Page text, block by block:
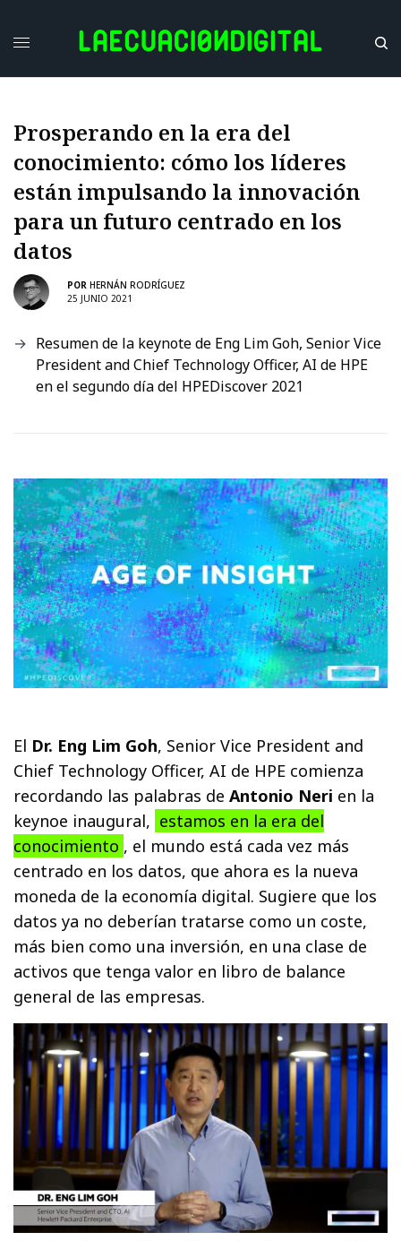
Prosperando en la era del
conocimiento: cómo los líderes
están impulsando la innovación
para un futuro centrado en los
datos
POR HERNÁN RODRÍGUEZ
25 JUNIO 2021
Resumen de la keynote de Eng Lim Goh, Senior Vice
President and Chief Technology Officer, AI de HPE
en el segundo día del HPEDiscover 2021
El Dr. Eng Lim Goh, Senior Vice President and
Chief Technology Officer, AI de HPE comienza
recordando las palabras deAntonio Neri en la
keynoe inaugural, estamos en la era del
conocimiento , el mundo está cada vez más
centrado en los datos, que ahora es la nueva
moneda de la economía digital. Sugiere que los
datos ya no deberían tratarse como un coste,
más bien como una inversión, en una clase de
activos que tenga valor en libro de balance
general de las empresas.